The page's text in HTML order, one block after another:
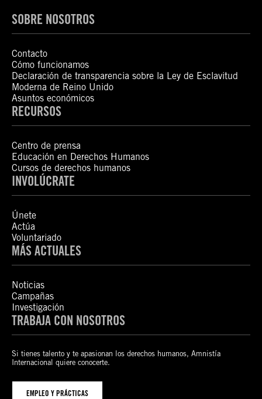
SOBRE NOSOTROS
Contacto
Cómo funcionamos
Declaración de transparencia sobre la Ley de Esclavitud
Moderna de Reino Unido
Asuntos económicos
RECURSOS
Centro de prensa
Educación en Derechos Humanos
Cursos de derechos humanos
INVOLÚCRATE
Únete
Actúa
Voluntariado
MÁS ACTUALES
Noticias
Campañas
Investigación
TRABAJA CON NOSOTROS
Si tienes talento y te apasionan los derechos humanos, Amnistía
Internacional quiere conocerte.
EMPLEO Y PRÁCTICAS